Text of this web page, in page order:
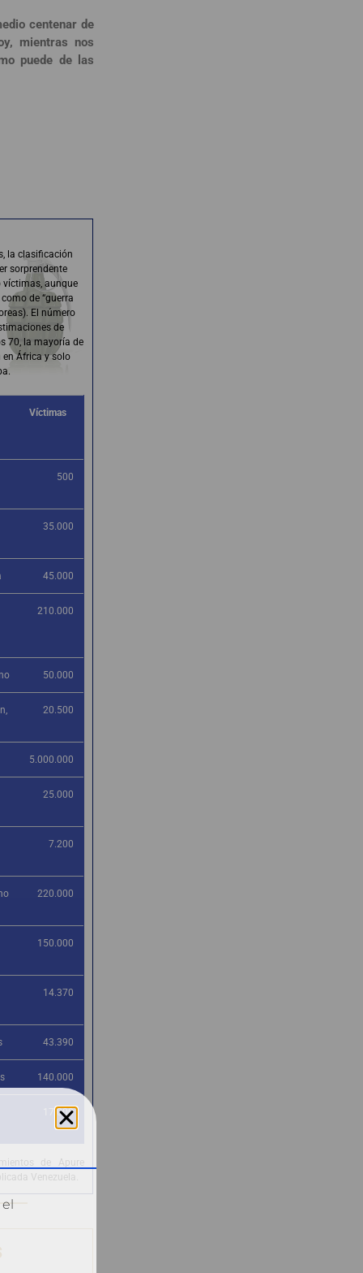
centenar de
mientras nos
puede de las
la clasificación
sorprendente
víctimas, aunque
de “guerra
El número
de
70, la mayoría de
en África y solo
Víctimas
500
35.000
45.000
210.000
50.000
20.500
5.000.000
25.000
7.200
220.000
150.000
14.370
43.390
140.000
17.000
de Apure
Venezuela.